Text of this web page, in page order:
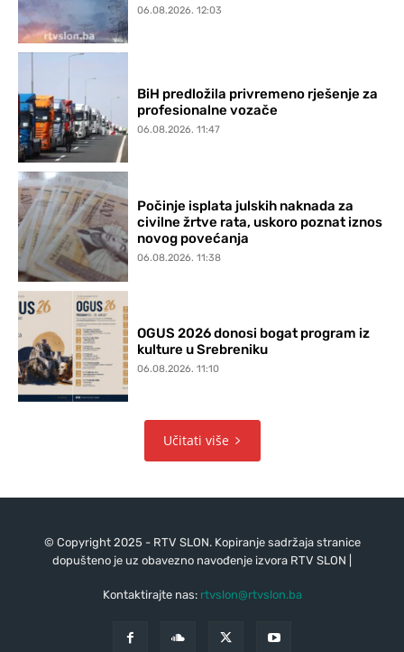
06.08.2026. 12:03
BiH predložila privremeno rješenje za
profesionalne vozače
06.08.2026. 11:47
Počinje isplata julskih naknada za
civilne žrtve rata, uskoro poznat iznos
novog povećanja
06.08.2026. 11:38
OGUS 2026 donosi bogat program iz
kulture u Srebreniku
06.08.2026. 11:10
Učitati više
© Copyright 2025 - RTV SLON. Kopiranje sadržaja stranice
dopušteno je uz obavezno navođenje izvora RTV SLON |
Kontaktirajte nas: rtvslon@rtvslon.ba